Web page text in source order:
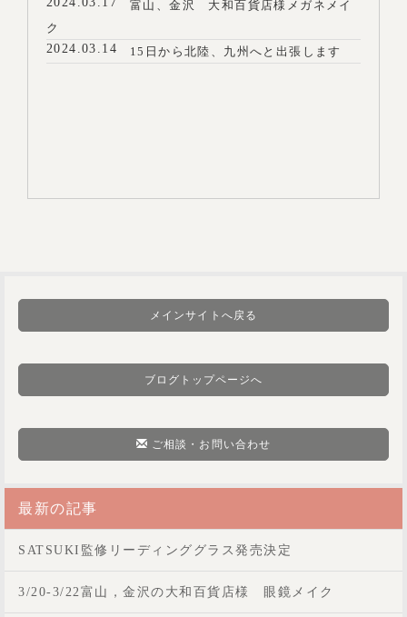
富山、金沢 大和百貨店様メガネメイ
ク
2024.03.14
15日から北陸、九州へと出張します
メインサイトへ戻る
ブログトップページへ
ご相談・お問い合わせ
最新の記事
SATSUKI監修リーディンググラス発売決定
3/20-3/22富山，金沢の大和百貨店様 眼鏡メイク